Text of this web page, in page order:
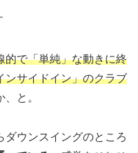
的で「単純」な動きに終
ンサイドイン」のクラブ
と。
ダウンスイングのところ